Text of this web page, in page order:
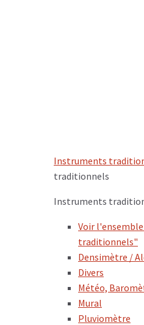
Instruments
traditionnels
Instruments
Voir
traditionnels"
Densimètre /
Divers
Météo,
Mural
Pluviomètre